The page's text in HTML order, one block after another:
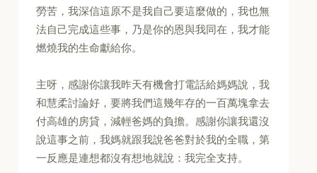
勞苦，我深信這原不是我自己要這麼做的，我也無
法自己完成這些事，乃是你的恩與我同在，我才能
燃燒我的生命獻給你。
主呀，感謝你讓我昨天有機會打電話給媽媽說，我
和慧柔討論好，要將我們這幾年存的一百萬塊拿去
付高雄的房貸，減輕爸媽的負擔。感謝你讓我還沒
說這事之前，我媽就跟我說爸爸對於我的全職，第
一反應是連想都沒有想地就說：我完全支持。